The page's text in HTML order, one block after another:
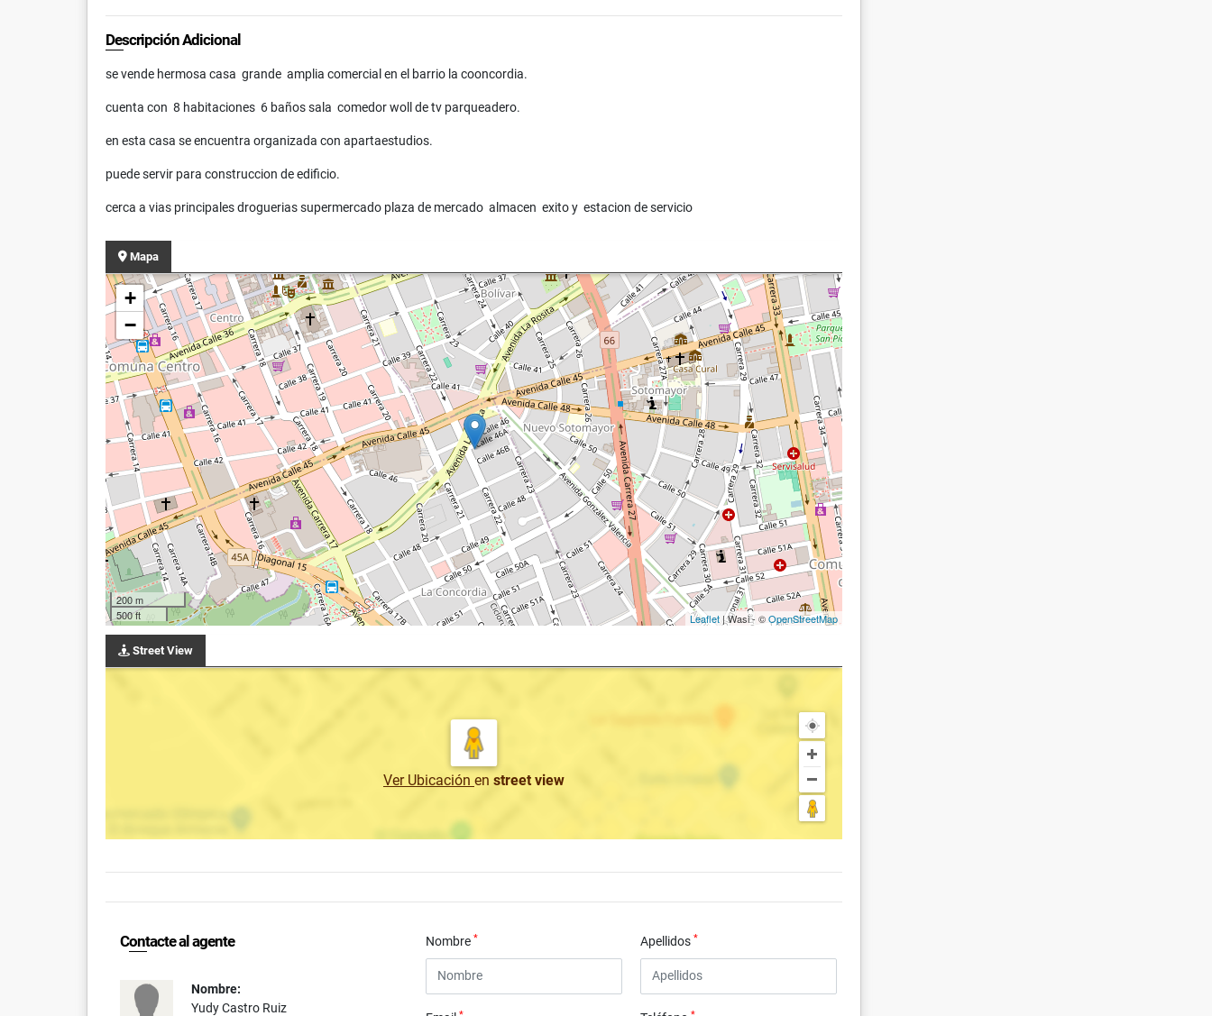
Descripción Adicional
se vende hermosa casa grande amplia comercial en el barrio la cooncordia.
cuenta con 8 habitaciones 6 baños sala comedor woll de tv parqueadero.
en esta casa se encuentra organizada con apartaestudios.
puede servir para construccion de edificio.
cerca a vias principales droguerias supermercado plaza de mercado almacen exito y estacion de servicio
Mapa
+
−
200 m
500 ft
Leaflet | Wasi - ©OpenStreetMap
Street View
Ver Ubicación en street view
Contacte al agente
Nombre:
Yudy Castro Ruiz
Nombre * Apellidos *